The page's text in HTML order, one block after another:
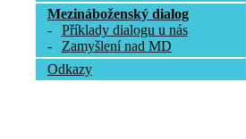
Mezináboženský dialog
-
Příklady dialogu u nás
-
Zamyšlení nad MD
Odkazy